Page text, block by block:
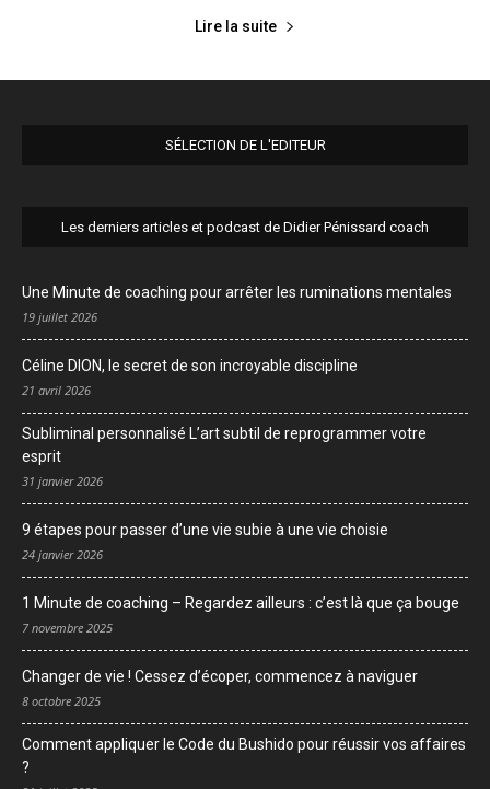
Lire la suite
SÉLECTION DE L'EDITEUR
Les derniers articles et podcast de Didier Pénissard coach
Une Minute de coaching pour arrêter les ruminations mentales
19 juillet 2026
Céline DION, le secret de son incroyable discipline
21 avril 2026
Subliminal personnalisé L’art subtil de reprogrammer votre
esprit
31 janvier 2026
9 étapes pour passer d’une vie subie à une vie choisie
24 janvier 2026
1 Minute de coaching – Regardez ailleurs : c’est là que ça bouge
7 novembre 2025
Changer de vie ! Cessez d’écoper, commencez à naviguer
8 octobre 2025
Comment appliquer le Code du Bushido pour réussir vos affaires
?